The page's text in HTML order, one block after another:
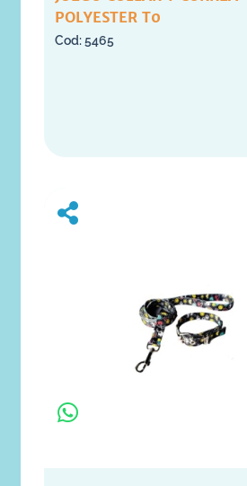
POLYESTER T0
5465